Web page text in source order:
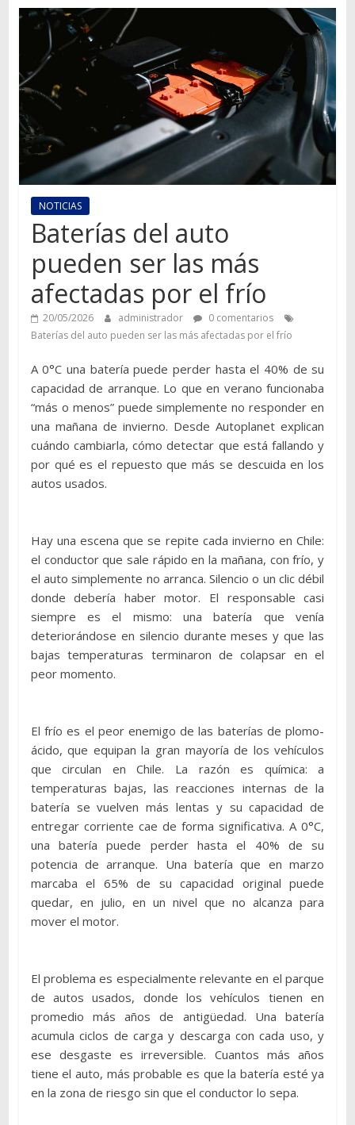
Autos,
camiones,
motos,
información
del
mundo
del
transporte
NOTICIAS
Baterías del auto
pueden ser las más
afectadas por el frío
20/05/2026 administrador
0 comentarios
Baterías del auto pueden ser las más afectadas por el frío
A 0°C una batería puede perder hasta el 40% de su
capacidad de arranque. Lo que en verano funcionaba
“más o menos” puede simplemente no responder en
una mañana de invierno. Desde Autoplanet explican
cuándo cambiarla, cómo detectar que está fallando y
por qué es el repuesto que más se descuida en los
autos usados.
Hay una escena que se repite cada invierno en Chile:
el conductor que sale rápido en la mañana, con frío, y
el auto simplemente no arranca. Silencio o un clic débil
donde debería haber motor. El responsable casi
siempre es el mismo: una batería que venía
deteriorándose en silencio durante meses y que las
bajas temperaturas terminaron de colapsar en el
peor momento.
El frío es el peor enemigo de las baterías de plomo-
ácido, que equipan la gran mayoría de los vehículos
que circulan en Chile. La razón es química: a
temperaturas bajas, las reacciones internas de la
batería se vuelven más lentas y su capacidad de
entregar corriente cae de forma significativa. A 0°C,
una batería puede perder hasta el 40% de su
potencia de arranque. Una batería que en marzo
marcaba el 65% de su capacidad original puede
quedar, en julio, en un nivel que no alcanza para
mover el motor.
El problema es especialmente relevante en el parque
de autos usados, donde los vehículos tienen en
promedio más años de antigüedad. Una batería
acumula ciclos de carga y descarga con cada uso, y
ese desgaste es irreversible. Cuantos más años
tiene el auto, más probable es que la batería esté ya
en la zona de riesgo sin que el conductor lo sepa.